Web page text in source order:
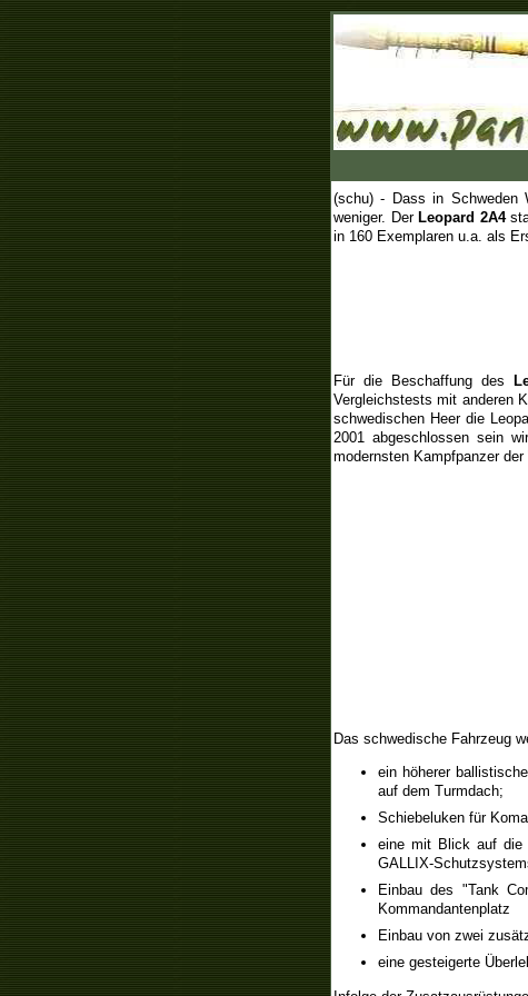
(schu) - Dass in Schweden
weniger. Der Leopard 2A4
in 160 Exemplaren u.a. als
Für die Beschaffung des
Vergleichstests mit anderen
schwedischen Heer die
2001 abgeschlossen sein
modernsten Kampfpanzer
Das schwedische Fahrzeug
ein höherer
auf dem Turmdach;
Schiebeluken für
eine mit Blick auf die
GALLIX-
Einbau des "Tank
Kommandantenplatz
Einbau von zwei
eine gesteigerte